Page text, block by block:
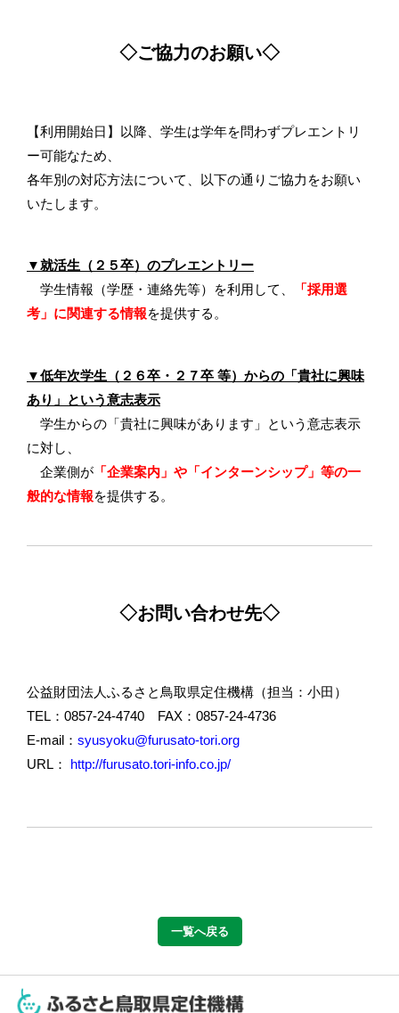
◇ご協力のお願い◇
【利用開始日】以降、学生は学年を問わずプレエントリ
ー可能なため、
各年別の対応方法について、以下の通りご協力をお願い
いたします。
▼就活生（２５卒）のプレエントリー
学生情報（学歴・連絡先等）を利用して、
「採用選
考」に関連する情報を提供する。
▼低年次学生（２６卒・２７卒 等）からの「貴社に興味
あり」という意志表示
学生からの「貴社に興味があります」という意志表示
に対し、
企業側が 「企業案内」や「インターンシップ」等の一
般的な情報を提供する。
◇お問い合わせ先◇
公益財団法人ふるさと鳥取県定住機構（担当：小田）
TEL：0857-24-4740 FAX：0857-24-4736
E-mail： syusyoku@furusato-tori.org
URL： http://furusato.tori-info.co.jp/
一覧へ戻る